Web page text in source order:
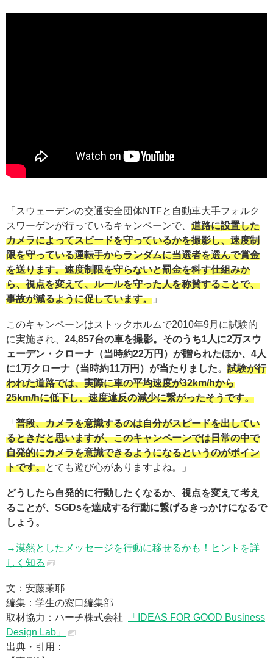
「スウェーデンの交通安全団体NTFと自動車大手フォルク
スワーゲンが行っているキャンペーンで、 道路に設置した
カメラによってスピードを守っているかを撮影し、速度制
限を守っている運転手からランダムに当選者を選んで賞金
を送ります。速度制限を守らないと罰金を科す仕組みか
ら、視点を変えて、ルールを守った人を称賛することで、
事故が減るように促しています。 」
このキャンペーンはストックホルムで2010年9月に試験的
に実施され、 24,857台の車を撮影。 そのうち1人に2万スウ
ェーデン・クローナ（当時約22万円）が贈られたほか、4人
に1万クローナ（当時約11万円）が当たりました。 試験が行
われた道路では、実際に車の平均速度が32km/hから
25km/hに低下し、速度違反の減少に繋がったそうです。
「 普段、カメラを意識するのは自分がスピードを出してい
るときだと思いますが、このキャンペーンでは日常の中で
自発的にカメラを意識できるようになるというのがポイン
トです。とても遊び心がありますよね。」
どうしたら自発的に行動したくなるか、視点を変えて考え
ることが、SGDsを達成する行動に繋げるきっかけになるで
しょう。
→漠然としたメッセージを行動に移せるかも！ヒントを詳
しく知る
文：安藤茉耶
編集：学生の窓口編集部
取材協力：ハーチ株式会社
「IDEAS FOR GOOD Business
Design Lab」
出典・引用：